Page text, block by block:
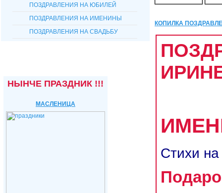
ПОЗДРАВЛЕНИЯ НА ЮБИЛЕЙ
ПОЗДРАВЛЕНИЯ НА ИМЕНИНЫ
ПОЗДРАВЛЕНИЯ НА СВАДЬБУ
НЫНЧЕ ПРАЗДНИК !!!
МАСЛЕНИЦА
КОПИЛКА
Стихи